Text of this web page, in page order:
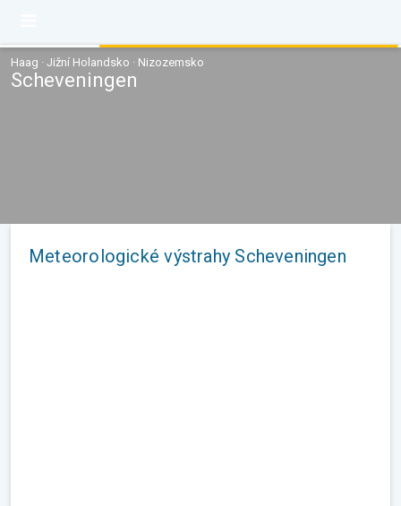
Haag · Jižní Holandsko · Nizozemsko
Scheveningen
Meteorologické výstrahy Scheveningen